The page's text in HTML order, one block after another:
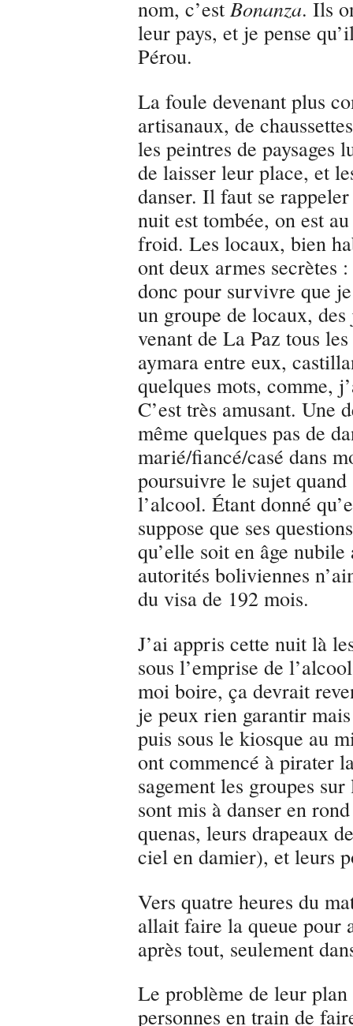
nom, c’est Bonanza. Ils
leur pays, et je pense
Pérou.
La foule devenant plus
artisanaux, de
les peintres de paysages
de laisser leur place, et
danser. Il faut se
nuit est tombée, on est
froid. Les locaux, bien
ont deux armes secrètes
donc pour survivre que
un groupe de locaux, des
venant de La Paz tous
aymara entre eux,
quelques mots, comme,
C’est très amusant. Une
même quelques pas de
marié/fiancé/casé dans
poursuivre le sujet
l’alcool. Étant donné
suppose que ses
qu’elle soit en âge
autorités boliviennes
du visa de 192 mois.
J’ai appris cette nuit là
sous l’emprise de
moi boire, ça devrait
je peux rien garantir
puis sous le kiosque au
ont commencé à pirater
sagement les groupes
sont mis à danser en
quenas, leurs drapeaux
ciel en damier), et leurs
Vers quatre heures du
allait faire la queue pour
après tout, seulement
Le problème de leur plan
personnes en train de